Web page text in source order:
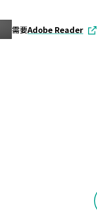
需要Adobe Reader